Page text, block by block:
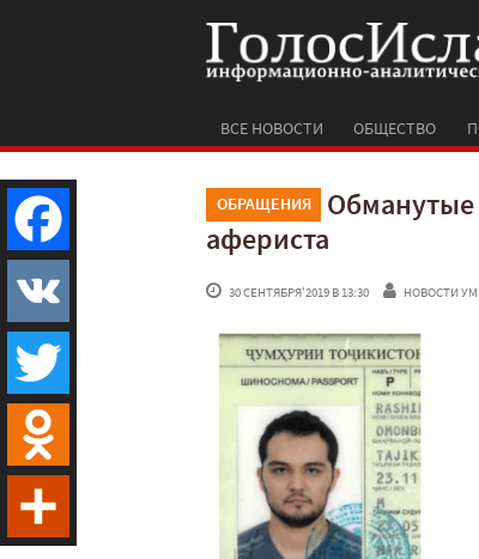
ВСЕ НОВОСТИ ОБЩЕСТВО
ОБРАЩЕНИЯ
Обманутые
афериста
30 СЕНТЯБРЯ'2019 В 13:30 НОВОСТИ
Facebook
VK
Twitter
Odnoklassniki